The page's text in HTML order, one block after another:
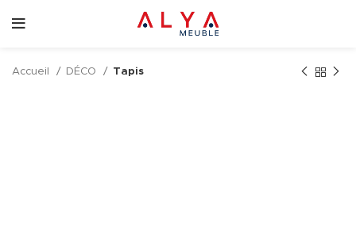
Accueil DÉCO Tapis